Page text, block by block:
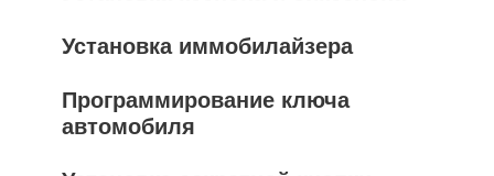
Установка иммобилайзера
Программирование ключа
автомобиля